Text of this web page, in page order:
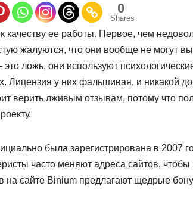
0
Shares
качеству ее работы. Первое, чем
жалуются, что они вообще не могут
ложь, они используют
Лицензия у них фальшивая, и никакой
верить лживым отзывам, потому что
была зарегистрирована в 2007
часто меняют адреса сайтов, чтобы
на сайте Binium предлагают щедрые